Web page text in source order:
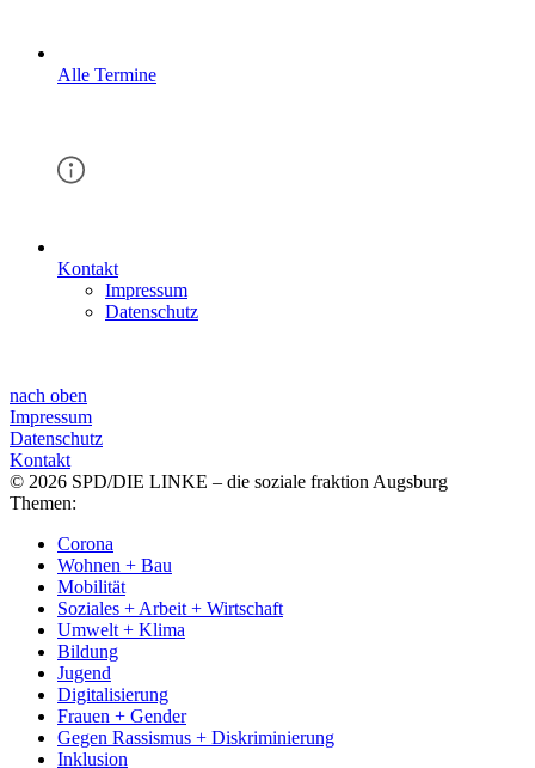
Alle Termine
Kontakt
Impressum
Datenschutz
nach oben
Impressum
Datenschutz
Kontakt
© 2026 SPD/DIE LINKE – die soziale fraktion Augsburg
Themen:
Corona
Wohnen + Bau
Mobilität
Soziales + Arbeit + Wirtschaft
Umwelt + Klima
Bildung
Jugend
Digitalisierung
Frauen + Gender
Gegen Rassismus + Diskriminierung
Inklusion